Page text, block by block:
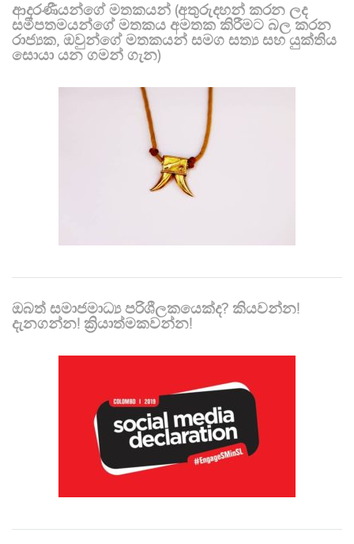
ආදරණීයන්ගේ මතකයන් (අතුරුදහන් කරන ලද
සමීපතමයන්ගේ මතකය අමතක කිරීමට බල කරන
රාජ්‍යක, ඔවුන්ගේ මතකයන් සමග සත්‍ය සහ යුක්තිය
සොයා යන ගමන් ගැන)
ඔබත් සමාජමාධ්‍ය පරිශීලකයෙක්ද? කියවන්න!
දැනගන්න! ක්‍රියාත්මකවන්න!